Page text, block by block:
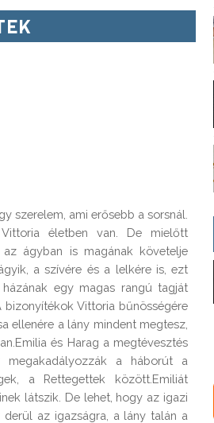
szerelem, ami erősebb a sorsnál.
életben van. De mielőtt
ágyban is magának követelje
a szívére és a lelkére is, ezt
egy magas rangú tagját
Vittoria bűnösségére
ellenére a lány mindent megtesz,
és Harag a megtévesztés
megakadályozzák a háborút a
a Rettegettek között.Emiliát
látszik. De lehet, hogy az igazi
az igazságra, a lány talán a